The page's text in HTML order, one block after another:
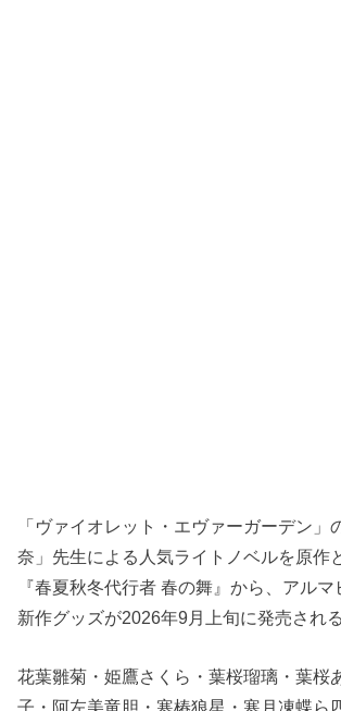
「ヴァイオレット・エヴァーガーデン」
奈」先生による人気ライトノベルを原作
『春夏秋冬代行者 春の舞』から、アル
新作グッズが2026年9月上旬に発売される
花葉雛菊・姫鷹さくら・​葉桜瑠璃・葉桜​
子・阿左美竜胆・寒椿狼星・寒月凍蝶ら